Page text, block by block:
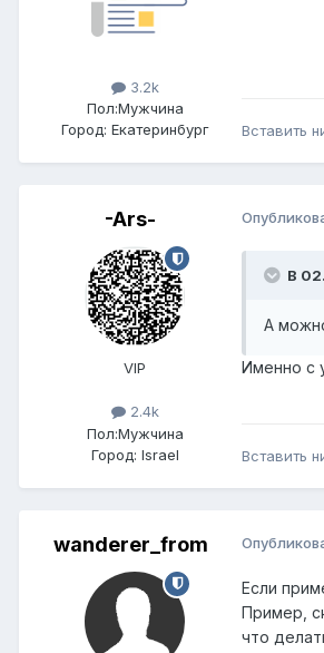
3.2k
Пол:Мужчина
Город: Екатеринбург Вставить
-Ars-
VIP
2.4k
Пол:Мужчина
Город: Israel
В
А
Именно с
Вставить
wanderer_from
Если
Пример,
что